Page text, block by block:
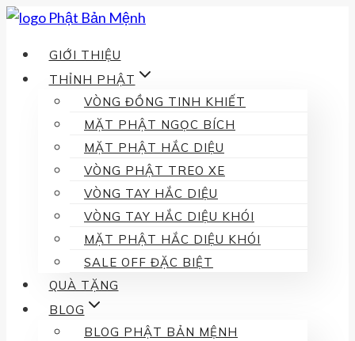
Skip
contentGIỚI THIỆU
THỈNH PHẬT
VÒNG ĐỒNG TINH KHIẾT
MẶT PHẬT NGỌC BÍCH
MẶT PHẬT HẮC DIỆU
VÒNG PHẬT TREO XE
VÒNG TAY HẮC DIỆU
VÒNG TAY HẮC DIỆU KHÓI
MẶT PHẬT HẮC DIỆU KHÓI
SALE OFF ĐẶC BIỆT
QUÀ TẶNG
BLOG
BLOG PHẬT BẢN MỆNH